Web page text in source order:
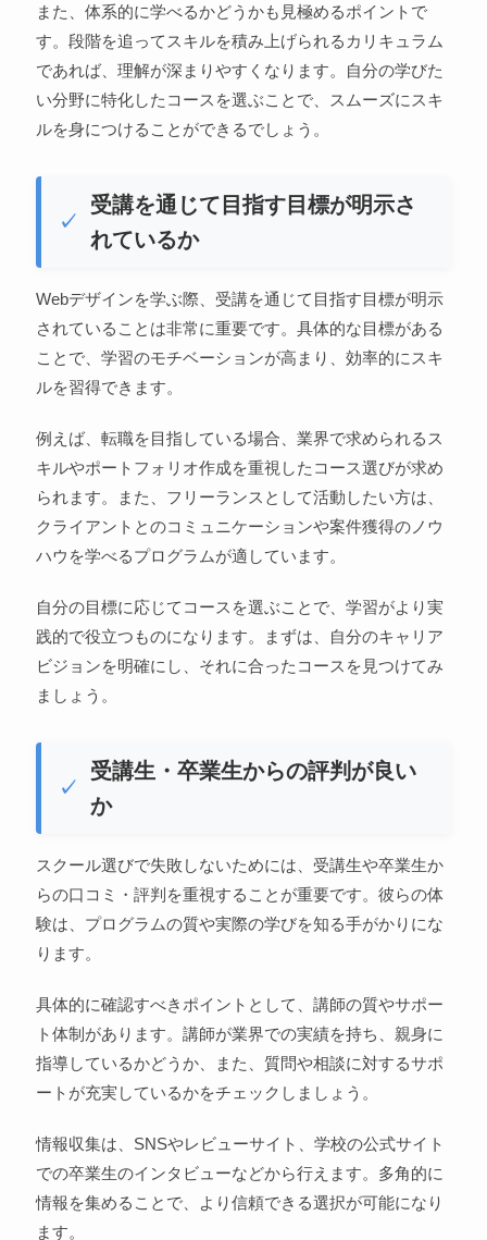
また、体系的に学べるかどうかも見極めるポイントで
す。段階を追ってスキルを積み上げられるカリキュラム
であれば、理解が深まりやすくなります。自分の学びた
い分野に特化したコースを選ぶことで、スムーズにスキ
ルを身につけることができるでしょう。
受講を通じて目指す目標が明示さ
れているか
Webデザインを学ぶ際、受講を通じて目指す目標が明示
されていることは非常に重要です。具体的な目標がある
ことで、学習のモチベーションが高まり、効率的にスキ
ルを習得できます。
例えば、転職を目指している場合、業界で求められるス
キルやポートフォリオ作成を重視したコース選びが求め
られます。また、フリーランスとして活動したい方は、
クライアントとのコミュニケーションや案件獲得のノウ
ハウを学べるプログラムが適しています。
自分の目標に応じてコースを選ぶことで、学習がより実
践的で役立つものになります。まずは、自分のキャリア
ビジョンを明確にし、それに合ったコースを見つけてみ
ましょう。
受講生・卒業生からの評判が良い
か
スクール選びで失敗しないためには、受講生や卒業生か
らの口コミ・評判を重視することが重要です。彼らの体
験は、プログラムの質や実際の学びを知る手がかりにな
ります。
具体的に確認すべきポイントとして、講師の質やサポー
ト体制があります。講師が業界での実績を持ち、親身に
指導しているかどうか、また、質問や相談に対するサポ
ートが充実しているかをチェックしましょう。
情報収集は、SNSやレビューサイト、学校の公式サイト
での卒業生のインタビューなどから行えます。多角的に
情報を集めることで、より信頼できる選択が可能になり
ます。